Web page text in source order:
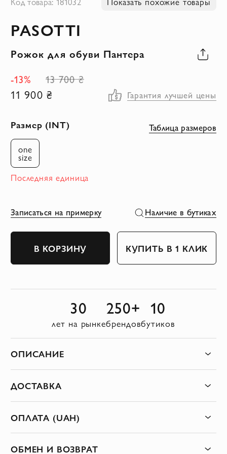
началу
изображений
PASOTTI
Рожок для обуви Пантера
-13%
13 700 ₴
11 900 ₴ Гарантия лучшей цены
Размер (INT)
one
size
Последняя единица
Таблица размеров
Записаться на примерку Наличие в бутиках
В КОРЗИНУ КУПИТЬ В 1 КЛИК
30
лет на рынке
250+
брендов
10
бутиков
ОПИСАНИЕ
ДОСТАВКА
ОПЛАТА (UAH)
ОБМЕН И ВОЗВРАТ